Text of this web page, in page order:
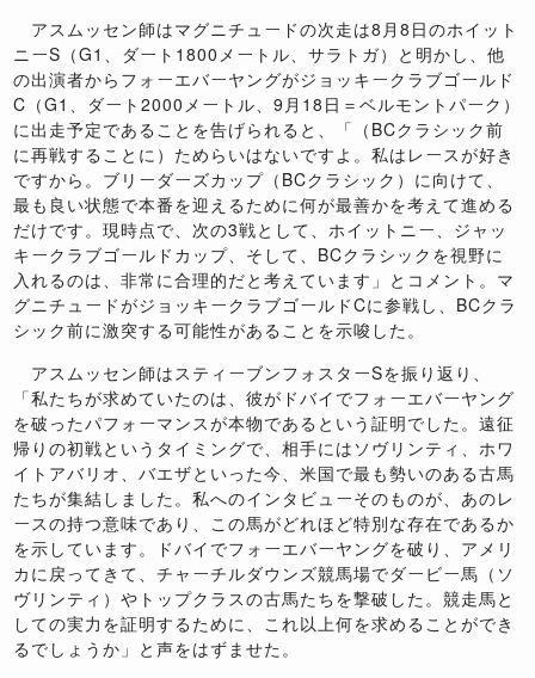
アスムッセン師はマグニチュードの次走は8月8日のホイット
ニーS（G1、ダート1800メートル、サラトガ）と明かし、他
の出演者からフォーエバーヤングがジョッキークラブゴールド
C（G1、ダート2000メートル、9月18日＝ベルモントパーク）
に出走予定であることを告げられると、「（BCクラシック前
に再戦することに）ためらいはないですよ。私はレースが好き
ですから。ブリーダーズカップ（BCクラシック）に向けて、
最も良い状態で本番を迎えるために何が最善かを考えて進める
だけです。現時点で、次の3戦として、ホイットニー、ジャッ
キークラブゴールドカップ、そして、BCクラシックを視野に
入れるのは、非常に合理的だと考えています」とコメント。マ
グニチュードがジョッキークラブゴールドCに参戦し、BCクラ
シック前に激突する可能性があることを示唆した。
アスムッセン師はスティーブンフォスターSを振り返り、
「私たちが求めていたのは、彼がドバイでフォーエバーヤング
を破ったパフォーマンスが本物であるという証明でした。遠征
帰りの初戦というタイミングで、相手にはソヴリンティ、ホワ
イトアバリオ、バエザといった今、米国で最も勢いのある古馬
たちが集結しました。私へのインタビューそのものが、あのレ
ースの持つ意味であり、この馬がどれほど特別な存在であるか
を示しています。ドバイでフォーエバーヤングを破り、アメリ
カに戻ってきて、チャーチルダウンズ競馬場でダービー馬（ソ
ヴリンティ）やトップクラスの古馬たちを撃破した。競走馬と
しての実力を証明するために、これ以上何を求めることができ
るでしょうか」と声をはずませた。